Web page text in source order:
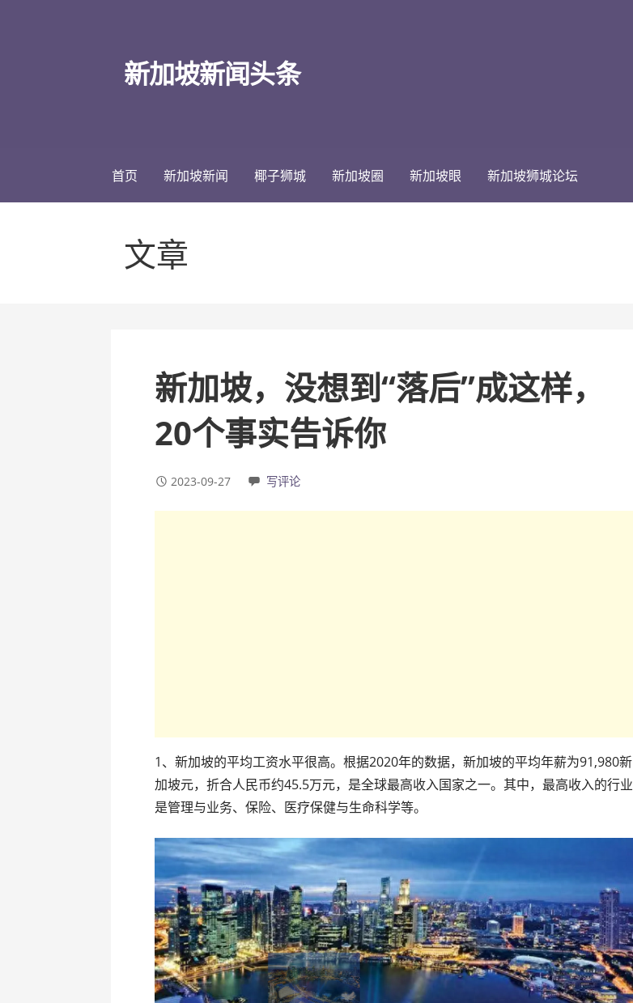
新加坡新闻头条
首页 新加坡新闻 椰子狮城 新加坡圈 新加坡眼 新加坡狮城论坛
文章
新加坡，没想到“落后”成这样，
20个事实告诉你
2023-09-27 写评论
1、新加坡的平均工资水平很高。根据2020年的数据，新加坡的平均年薪为91,980新
加坡元，折合人民币约45.5万元，是全球最高收入国家之一。其中，最高收入的行业
是管理与业务、保险、医疗保健与生命科学等。